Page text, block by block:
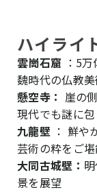
ハイライ
雲崗石窟 ：5
魏時代の仏教
懸空寺： 崖の
現代でも謎に
九龍壁： 鮮や
芸術の粋をご
大同古城壁：
景を展望